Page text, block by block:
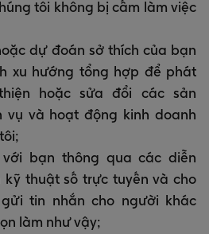
tôi không bị cấm làm việc
dự đoán sở thích của bạn
xu hướng tổng hợp để phát
hoặc sửa đổi các sản
vụ và hoạt động kinh doanh
với bạn thông qua các diễn
thuật số trực tuyến và cho
tin nhắn cho người khác
làm như vậy;